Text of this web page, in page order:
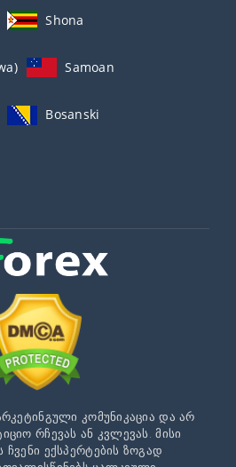
Shona
Samoan
Bosanski
კომუნიკაცია და არ
რჩევას ან კვლევას. მისი
ჩვენი ექსპერტების ზოგად